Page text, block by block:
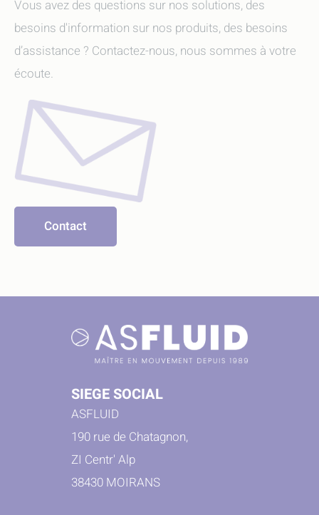
Vous avez des questions sur nos solutions, des
besoins d'information sur nos produits, des besoins
d’assistance ? Contactez-nous, nous sommes à votre
écoute.
Contact
SIEGE SOCIAL
ASFLUID
190 rue de Chatagnon,
ZI Centr' Alp
38430 MOIRANS